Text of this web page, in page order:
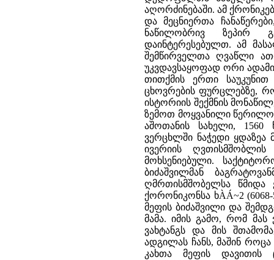
აღორძინებაში. ამ
და მეცნიერთა
ნაწილობრივ ზეპირ
დაინტერესებულთ. ამ
შემწირველთა ღვაწლი
უკვდავსაყოფად ორი
თითქმის ერთი
ცხოვრების ფურცლებზე,
ისტორიის შექმნის
ზემოთ მოყვანილი
აშოთანის სახელი, 1560
ვერცხლში ნაჭედი ყდაზეა
ივერიის
მოხსენიებული.
ბიძაშვილმან
ღმრთისმშობელსა წმიდა
ქორონიკონსა ხÀÁ~2
მეფის ბიძაშვილი და
მამა. იმის გამო, რომ მას
ვახტანგს და მის
ადგილას ჩანს, მაშინ როცა
კახთა მეფის